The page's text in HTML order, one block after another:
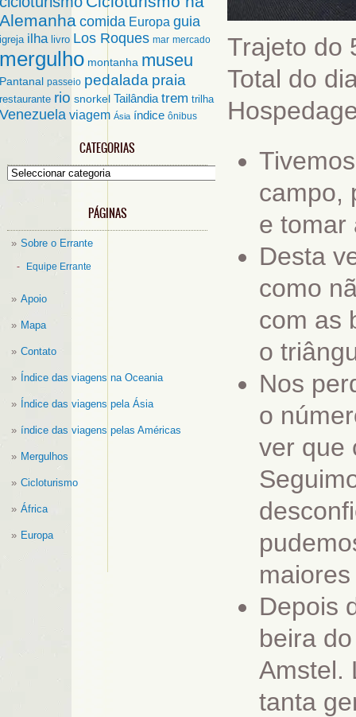
Alemanha comida Europa guia
igreja ilha livro Los Roques mar mercado
mergulho montanha museu
Pantanal passeio pedalada praia
restaurante rio snorkel Tailândia trem trilha
Venezuela viagem Ásia índice ônibus
CATEGORIAS
Categorias
PÁGINAS
Sobre o Errante
Equipe Errante
Apoio
Mapa
Contato
Índice das viagens na Oceania
Índice das viagens pela Ásia
índice das viagens pelas Américas
Mergulhos
Cicloturismo
África
Europa
Trajeto do
Total do
campo,
e tomar
Desta
como
com as
o
Nos
o
ver que
Depois
beira
Amstel.
tanta